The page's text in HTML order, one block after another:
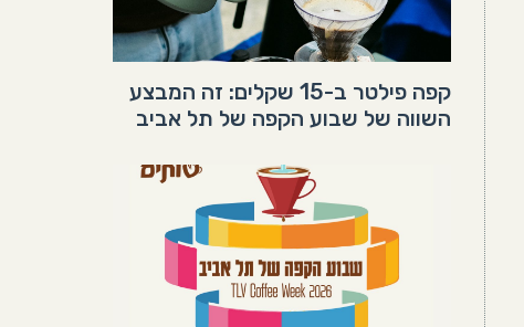
קפה פילטר ב-15 שקלים: זה המבצע
השווה של שבוע הקפה של תל אביב